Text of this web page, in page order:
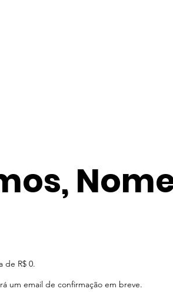
de R$ 0.
um email de confirmação em breve.